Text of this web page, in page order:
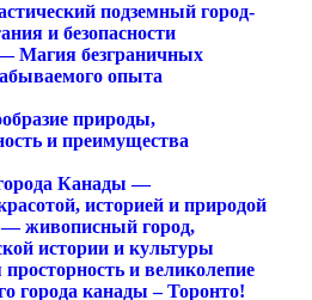
подземный город-
и безопасности
Магия безграничных
опыта
природы,
и преимущества
Канады —
историей и природой
живописный город,
истории и культуры
и великолепие
города канады – Торонто!